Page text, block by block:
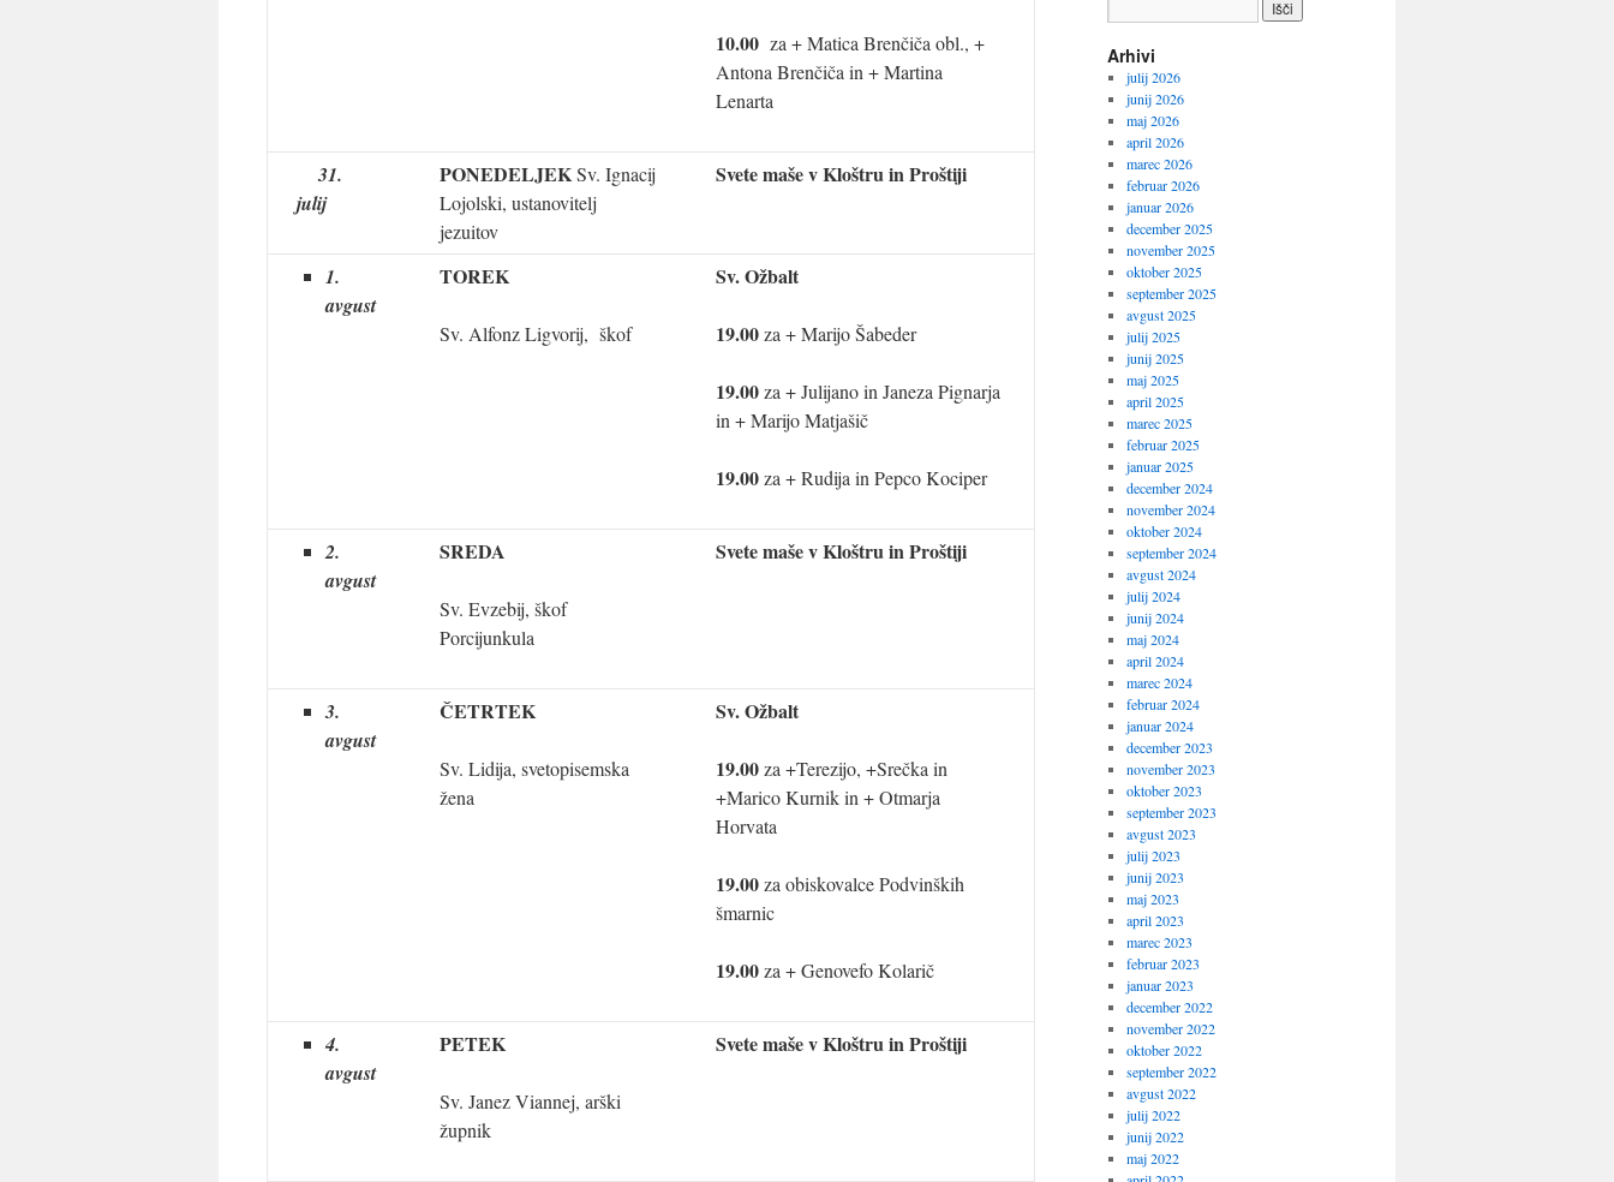
10.00 za + Matica Brenčiča obl., +
Antona Brenčiča in + Martina
Lenarta
31.
julij
PONEDELJEKSv. Ignacij
Lojolski, ustanovitelj
jezuitov
Svete maše v Kloštru in Proštiji
1.
avgust
TOREK
Sv. Alfonz Ligvorij, škof
Sv. Ožbalt
19.00za + Marijo Šabeder
19.00za + Julijano in Janeza Pignarja
in + Marijo Matjašič
19.00za + Rudija in Pepco Kociper
2.
avgust
SREDA
Sv. Evzebij, škof
Porcijunkula
Svete maše v Kloštru in Proštiji
3.
avgust
ČETRTEK
Sv. Lidija, svetopisemska
žena
Sv. Ožbalt
19.00za +Terezijo, +Srečka in
+Marico Kurnik in + Otmarja
Horvata
19.00za obiskovalce Podvinških
šmarnic
19.00za + Genovefo Kolarič
4.
avgust
PETEK
Sv. Janez Viannej, arški
župnik
Svete maše v Kloštru in Proštiji
Arhivi
julij 2026
junij 2026
maj 2026
april 2026
marec 2026
februar 2026
januar 2026
december 2025
november 2025
oktober 2025
september 2025
avgust 2025
julij 2025
junij 2025
maj 2025
april 2025
marec 2025
februar 2025
januar 2025
december 2024
november 2024
oktober 2024
september 2024
avgust 2024
julij 2024
junij 2024
maj 2024
april 2024
marec 2024
februar 2024
januar 2024
december 2023
november 2023
oktober 2023
september 2023
avgust 2023
julij 2023
junij 2023
maj 2023
april 2023
marec 2023
februar 2023
januar 2023
december 2022
november 2022
oktober 2022
september 2022
avgust 2022
julij 2022
junij 2022
maj 2022